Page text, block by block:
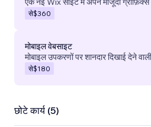
से$360
मोबाइल वेबसाइट
मोबाइल उपकरणों पर शानदार दिखाई देने
से$180
छोटे कार्य (5)